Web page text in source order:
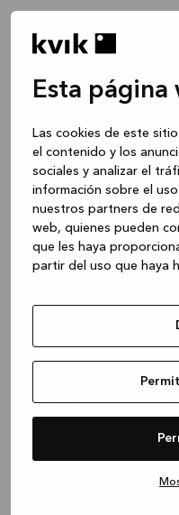
Esta página
Las cookies de este
el contenido y los
sociales y analizar el
información sobre el
nuestros partners de
web, quienes pueden
que les haya
partir del uso que haya
Application error: a
loadingwww.kvik.es